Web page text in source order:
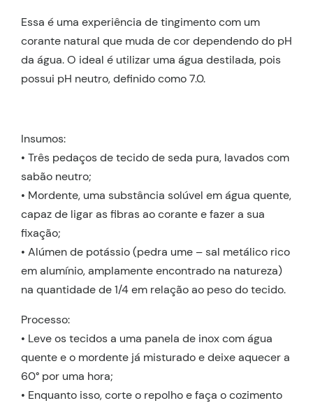
Essa é uma experiência de tingimento com um
corante natural que muda de cor dependendo do pH
da água. O ideal é utilizar uma água destilada, pois
possui pH neutro, definido como 7.0.
Insumos:
• Três pedaços de tecido de seda pura, lavados com
sabão neutro;
• Mordente, uma substância solúvel em água quente,
capaz de ligar as fibras ao corante e fazer a sua
fixação;
• Alúmen de potássio (pedra ume – sal metálico rico
em alumínio, amplamente encontrado na natureza)
na quantidade de 1/4 em relação ao peso do tecido.
Processo:
• Leve os tecidos a uma panela de inox com água
quente e o mordente já misturado e deixe aquecer a
60° por uma hora;
• Enquanto isso, corte o repolho e faça o cozimento